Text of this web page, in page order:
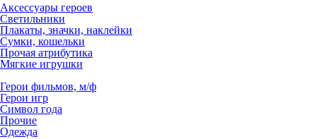
Аксессуары героев
Светильники
Плакаты, значки, наклейки
Сумки, кошельки
Прочая атрибутика
Мягкие игрушки
Герои фильмов, м/ф
Герои игр
Символ года
Прочие
Одежда